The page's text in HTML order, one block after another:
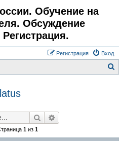
Обучение на
Обсуждение
Вход
Регистрация
Поиск
1из 1